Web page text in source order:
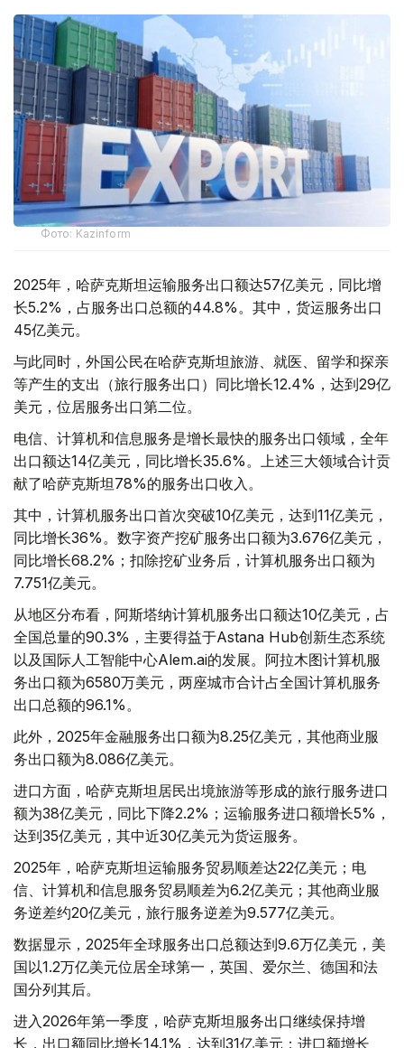
Фото: Kazinform
2025年，哈萨克斯坦运输服务出口额达57亿美元，同比增
长5.2%，占服务出口总额的44.8%。其中，货运服务出口
45亿美元。
与此同时，外国公民在哈萨克斯坦旅游、就医、留学和探亲
等产生的支出（旅行服务出口）同比增长12.4%，达到29亿
美元，位居服务出口第二位。
电信、计算机和信息服务是增长最快的服务出口领域，全年
出口额达14亿美元，同比增长35.6%。上述三大领域合计贡
献了哈萨克斯坦78%的服务出口收入。
其中，计算机服务出口首次突破10亿美元，达到11亿美元，
同比增长36%。数字资产挖矿服务出口额为3.676亿美元，
同比增长68.2%；扣除挖矿业务后，计算机服务出口额为
7.751亿美元。
从地区分布看，阿斯塔纳计算机服务出口额达10亿美元，占
全国总量的90.3%，主要得益于Astana Hub创新生态系统
以及国际人工智能中心Alem.ai的发展。阿拉木图计算机服
务出口额为6580万美元，两座城市合计占全国计算机服务
出口总额的96.1%。
此外，2025年金融服务出口额为8.25亿美元，其他商业服
务出口额为8.086亿美元。
进口方面，哈萨克斯坦居民出境旅游等形成的旅行服务进口
额为38亿美元，同比下降2.2%；运输服务进口额增长5%，
达到35亿美元，其中近30亿美元为货运服务。
2025年，哈萨克斯坦运输服务贸易顺差达22亿美元；电
信、计算机和信息服务贸易顺差为6.2亿美元；其他商业服
务逆差约20亿美元，旅行服务逆差为9.577亿美元。
数据显示，2025年全球服务出口总额达到9.6万亿美元，美
国以1.2万亿美元位居全球第一，英国、爱尔兰、德国和法
国分列其后。
进入2026年第一季度，哈萨克斯坦服务出口继续保持增
长，出口额同比增长14.1%，达到31亿美元；进口额增长